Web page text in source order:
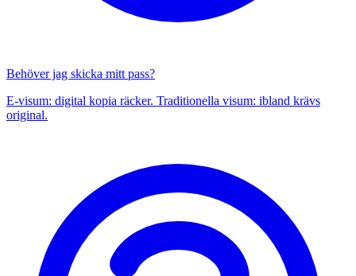
Behöver jag skicka mitt pass?
E-visum: digital kopia räcker. Traditionella visum: ibland krävs
original.